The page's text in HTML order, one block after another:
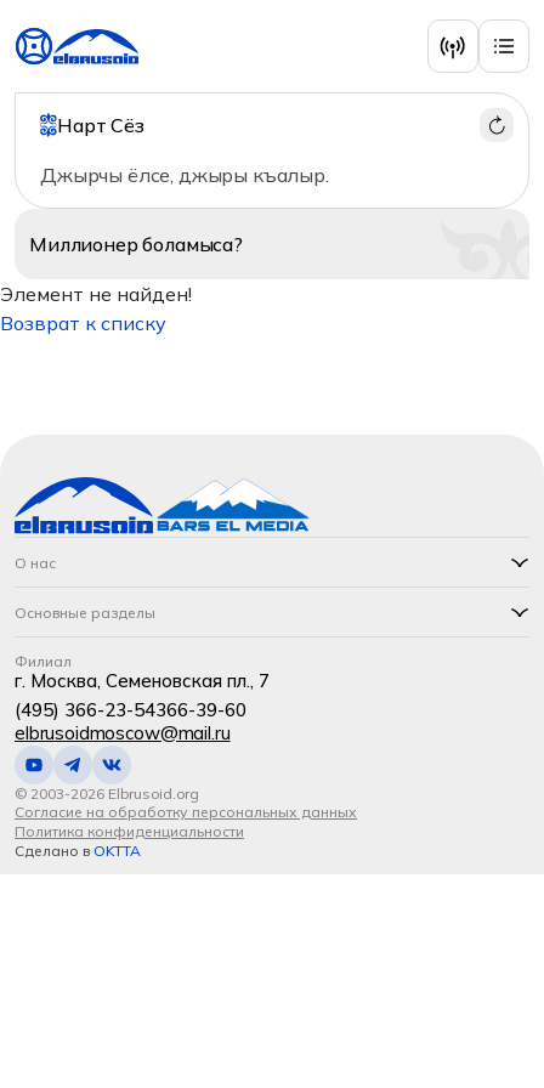
Нарт Сёз
Джырчы ёлсе, джыры къалыр.
Миллионерболамыса?
Элемент не найден!
Возврат к списку
О нас
Основные разделы
Филиал
г. Москва, Семеновская пл., 7
(495) 366-23-54366-39-60
elbrusoidmoscow@mail.ru
© 2003-2026 Elbrusoid.org
Согласие на обработку персональных данных
Политика конфиденциальности
Сделано в OKTTA